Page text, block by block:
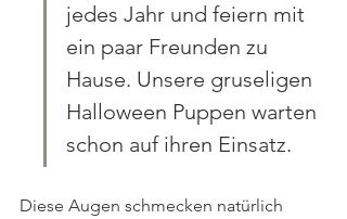
jedes Jahr und feiern mit
ein paar Freunden zu
Hause. Unsere gruseligen
Halloween Puppen warten
schon auf ihren Einsatz.
Diese Augen schmecken natürlich